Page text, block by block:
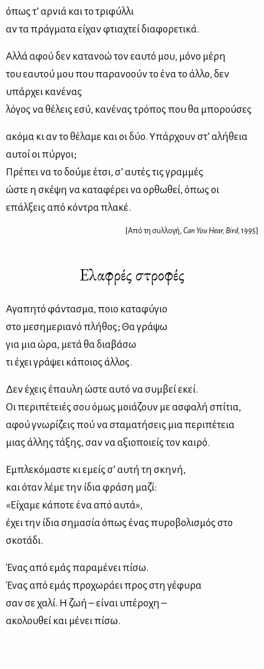
όπως τ’ αρνιά και το τριφύλλι
αν τα πράγματα είχαν φτιαχτεί διαφορετικά.
Αλλά αφού δεν κατανοώ τον εαυτό μου, μόνο μέρη
του εαυτού μου που παρανοούν το ένα το άλλο, δεν
υπάρχει κανένας
λόγος να θέλεις εσύ, κανένας τρόπος που θα μπορούσες
ακόμα κι αν το θέλαμε και οι δύο. Υπάρχουν στ’ αλήθεια
αυτοί οι πύργοι;
Πρέπει να το δούμε έτσι, σ’ αυτές τις γραμμές
ώστε η σκέψη να καταφέρει να ορθωθεί, όπως οι
επάλξεις από κόντρα πλακέ.
[Από τη συλλογή, Can You Hear, Bird, 1995]
Ελαφρές στροφές
Αγαπητό φάντασμα, ποιο καταφύγιο
στο μεσημεριανό πλήθος; Θα γράψω
για μια ώρα, μετά θα διαβάσω
τι έχει γράψει κάποιος άλλος.
Δεν έχεις έπαυλη ώστε αυτό να συμβεί εκεί.
Οι περιπέτειές σου όμως μοιάζουν με ασφαλή σπίτια,
αφού γνωρίζεις πού να σταματήσεις μια περιπέτεια
μιας άλλης τάξης, σαν να αξιοποιείς τον καιρό.
Εμπλεκόμαστε κι εμείς σ’ αυτή τη σκηνή,
και όταν λέμε την ίδια φράση μαζί:
«Είχαμε κάποτε ένα από αυτά»,
έχει την ίδια σημασία όπως ένας πυροβολισμός στο
σκοτάδι.
Ένας από εμάς παραμένει πίσω.
Ένας από εμάς προχωράει προς στη γέφυρα
σαν σε χαλί. Η ζωή – είναι υπέροχη –
ακολουθεί και μένει πίσω.